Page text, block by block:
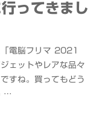
ってきまし
電脳フリマ 2021
ェットやレアな品々
すね。買ってもどう
…